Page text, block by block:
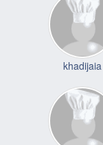
khadijaia